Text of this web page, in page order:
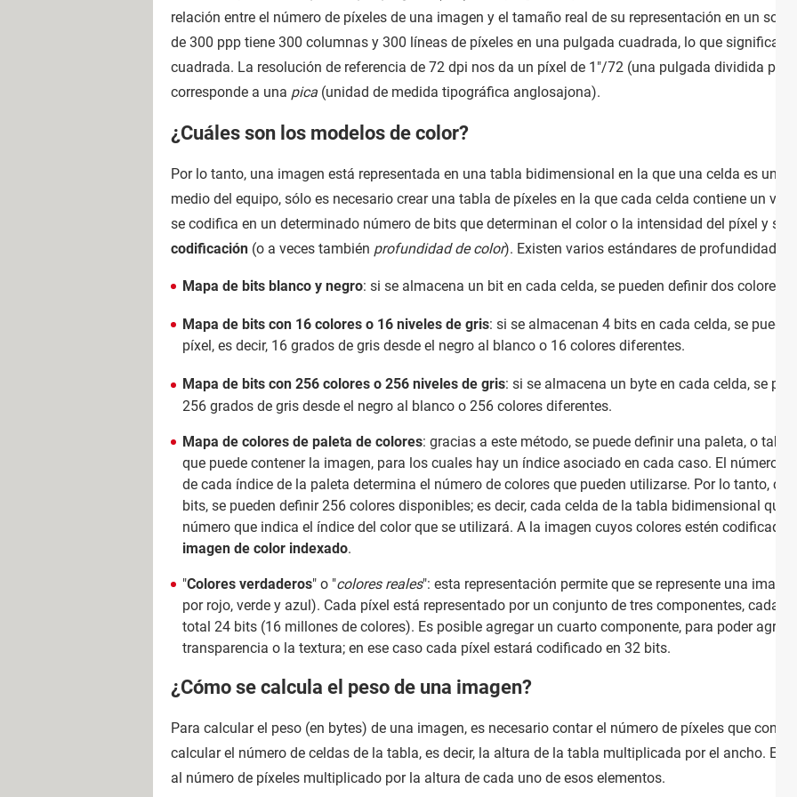
relación entre el número de píxeles de una imagen y el tamaño real de su representación en un
de 300 ppp tiene 300 columnas y 300 líneas de píxeles en una pulgada cuadrada, lo que significa
cuadrada. La resolución de referencia de 72 dpi nos da un píxel de 1"/72 (una pulgada dividida por
corresponde a una pica (unidad de medida tipográfica anglosajona).
¿Cuáles son los modelos de color?
Por lo tanto, una imagen está representada en una tabla bidimensional en la que una celda es un
medio del equipo, sólo es necesario crear una tabla de píxeles en la que cada celda contiene un
se codifica en un determinado número de bits que determinan el color o la intensidad del píxel y se
codificación (o a veces también profundidad de color). Existen varios estándares de profundidad de
Mapa de bits blanco y negro: si se almacena un bit en cada celda, se pueden definir dos colores
Mapa de bits con 16 colores o 16 niveles de gris: si se almacenan 4 bits en cada celda, se
píxel, es decir, 16 grados de gris desde el negro al blanco o 16 colores diferentes.
Mapa de bits con 256 colores o 256 niveles de gris: si se almacena un byte en cada celda, se
256 grados de gris desde el negro al blanco o 256 colores diferentes.
Mapa de colores de paleta de colores: gracias a este método, se puede definir una paleta, o tabla
que puede contener la imagen, para los cuales hay un índice asociado en cada caso. El número
de cada índice de la paleta determina el número de colores que pueden utilizarse. Por lo tanto,
bits, se pueden definir 256 colores disponibles; es decir, cada celda de la tabla bidimensional que
número que indica el índice del color que se utilizará. A la imagen cuyos colores estén codificados
imagen de color indexado.
"Colores verdaderos" o "colores reales": esta representación permite que se represente una
por rojo, verde y azul). Cada píxel está representado por un conjunto de tres componentes, cada
total 24 bits (16 millones de colores). Es posible agregar un cuarto componente, para poder
transparencia o la textura; en ese caso cada píxel estará codificado en 32 bits.
¿Cómo se calcula el peso de una imagen?
Para calcular el peso (en bytes) de una imagen, es necesario contar el número de píxeles que
calcular el número de celdas de la tabla, es decir, la altura de la tabla multiplicada por el ancho.
al número de píxeles multiplicado por la altura de cada uno de esos elementos.